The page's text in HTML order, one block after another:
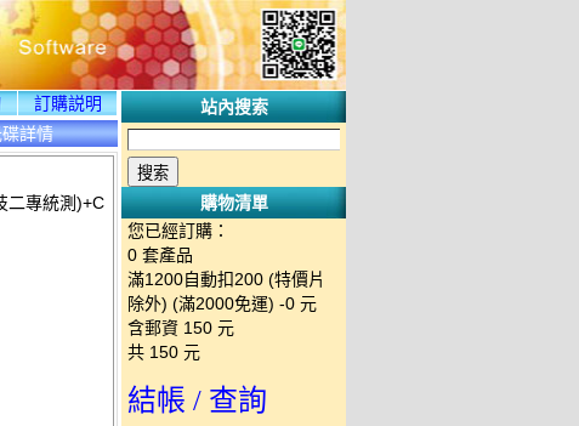
訂購説明
詳情
二專統測)+C
站內搜索
購物清單
您已經訂購：
0 套產品
滿1200自動扣200 (特價片
除外) (滿2000免運) -0 元
含郵資 150 元
共 150 元
結帳 / 查詢